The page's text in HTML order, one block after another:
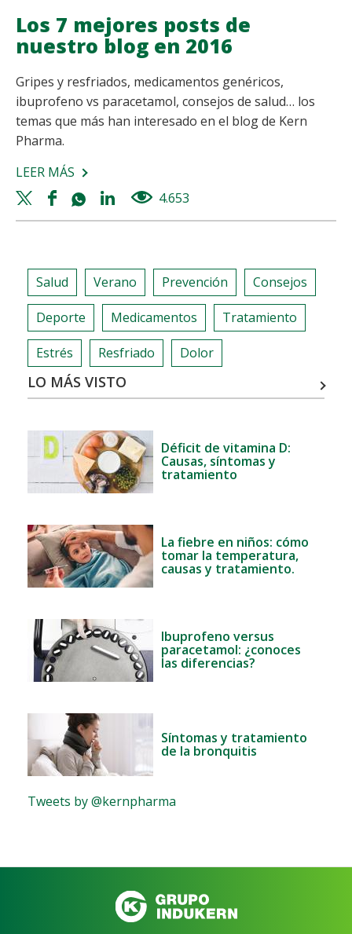
Los 7 mejores posts de
nuestro blog en 2016
Gripes y resfriados, medicamentos genéricos,
ibuprofeno vs paracetamol, consejos de salud… los
temas que más han interesado en el blog de Kern
Pharma.
LEER MÁS SOBRE
LOS
7
DE
NUESTRO
BLOG
EN
2016
Twitter
share
Facebook
share
Whatsapp
share
Linkedin
share
4.653
Salud Verano Prevención Consejos
Deporte Medicamentos Tratamiento
Estrés Resfriado Dolor
LO MÁS VISTO
Déficit de vitamina D:
Causas, síntomas y
tratamiento
La fiebre en niños: cómo
tomar la temperatura,
causas y tratamiento.
Ibuprofeno versus
paracetamol: ¿conoces
las diferencias?
Síntomas y tratamiento
de la bronquitis
Tweets by @kernpharma